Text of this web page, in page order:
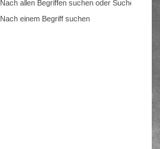
Nach allen Begriffen suchen oder Suche wie
Nach einem Begriff suchen